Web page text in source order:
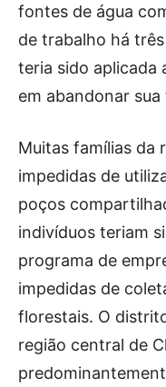
fontes de água
de trabalho há
teria sido aplicada
em abandonar
Muitas famílias da
impedidas de
poços
indivíduos teriam
programa de
impedidas de
florestais. O
região central de